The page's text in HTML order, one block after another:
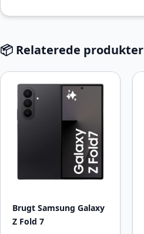
📦 Relaterede produkter
Brugt Samsung Galaxy
Z Fold 7